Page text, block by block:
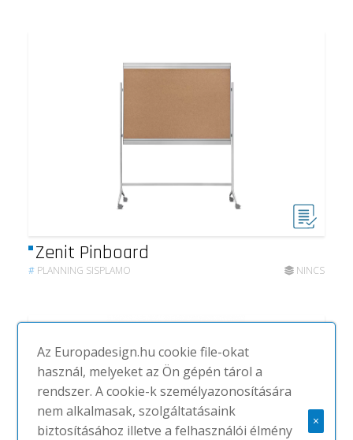
Zenit Pinboard
# PLANNING SISPLAMO NINCS
Az Europadesign.hu cookie file-okat
használ, melyeket az Ön gépén tárol a
rendszer. A cookie-k személyazonosítására
nem alkalmasak, szolgáltatásaink
biztosításához illetve a felhasználói élmény
×